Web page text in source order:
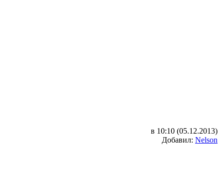
в 10:10 (05.12.2013)
Добавил: Nelson